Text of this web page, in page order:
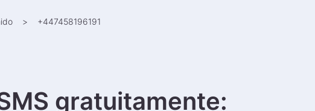
> +447458196191
gratuitamente: